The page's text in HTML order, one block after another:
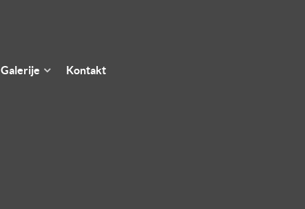
Galerije Kontakt